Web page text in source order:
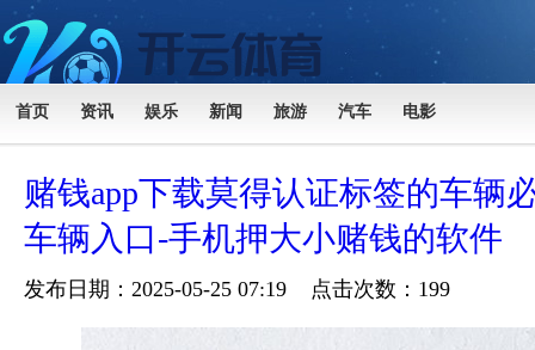
首页 资讯 娱乐 新闻 旅游 汽车 电影
赌钱app下载莫得认证标签的车辆
车辆入口-手机押大小赌钱的软件
发布日期：2025-05-25 07:19 点击次数：199